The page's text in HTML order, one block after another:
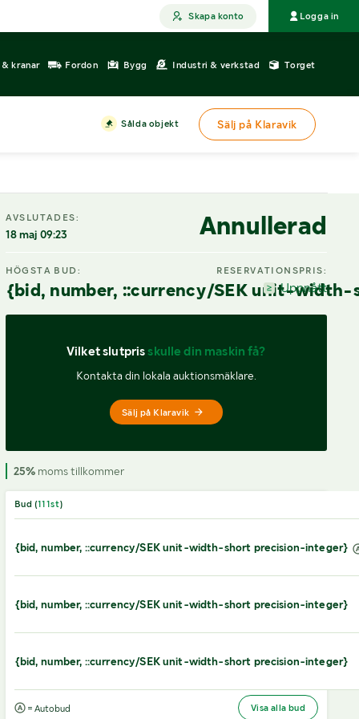
Skapa konto Logga in
kranar Fordon Bygg Industri & verkstad Torget
Sålda objekt Sälj på Klaravik
AVSLUTADES:
18 maj 09:23 Annullerad
HÖGSTA BUD:
{bid, number, ::currency/SEK unit-
RESERVATIONSPRIS:
Uppnått
Vilket slutpris skulle din maskin få?
Kontakta din lokala auktionsmäklare.
Sälj på Klaravik
25%moms tillkommer
Bud (111st)
{bid, number, ::currency/SEK unit-width-short precision-integer}
{bid, number, ::currency/SEK unit-width-short precision-integer}
{bid, number, ::currency/SEK unit-width-short precision-integer}
= Autobud Visa alla bud